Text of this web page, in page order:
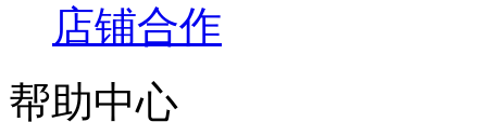
店铺合作
帮助中心